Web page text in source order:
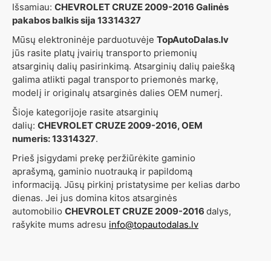
Išsamiau: CHEVROLET CRUZE 2009-2016 Galinės
pakabos balkis sija 13314327
Mūsų elektroninėje parduotuvėje TopAutoDalas.lv
jūs rasite platų įvairių transporto priemonių
atsarginių dalių pasirinkimą. Atsarginių dalių paiešką
galima atlikti pagal transporto priemonės markę,
modelį ir originalų atsarginės dalies OEM numerį.
Šioje kategorijoje rasite atsarginių
dalių: CHEVROLET CRUZE 2009-2016, OEM
numeris: 13314327.
Prieš įsigydami prekę peržiūrėkite gaminio
aprašymą, gaminio nuotrauką ir papildomą
informaciją. Jūsų pirkinį pristatysime per kelias darbo
dienas. Jei jus domina kitos atsarginės
automobilio CHEVROLET CRUZE 2009-2016 dalys,
rašykite mums adresu info@topautodalas.lv